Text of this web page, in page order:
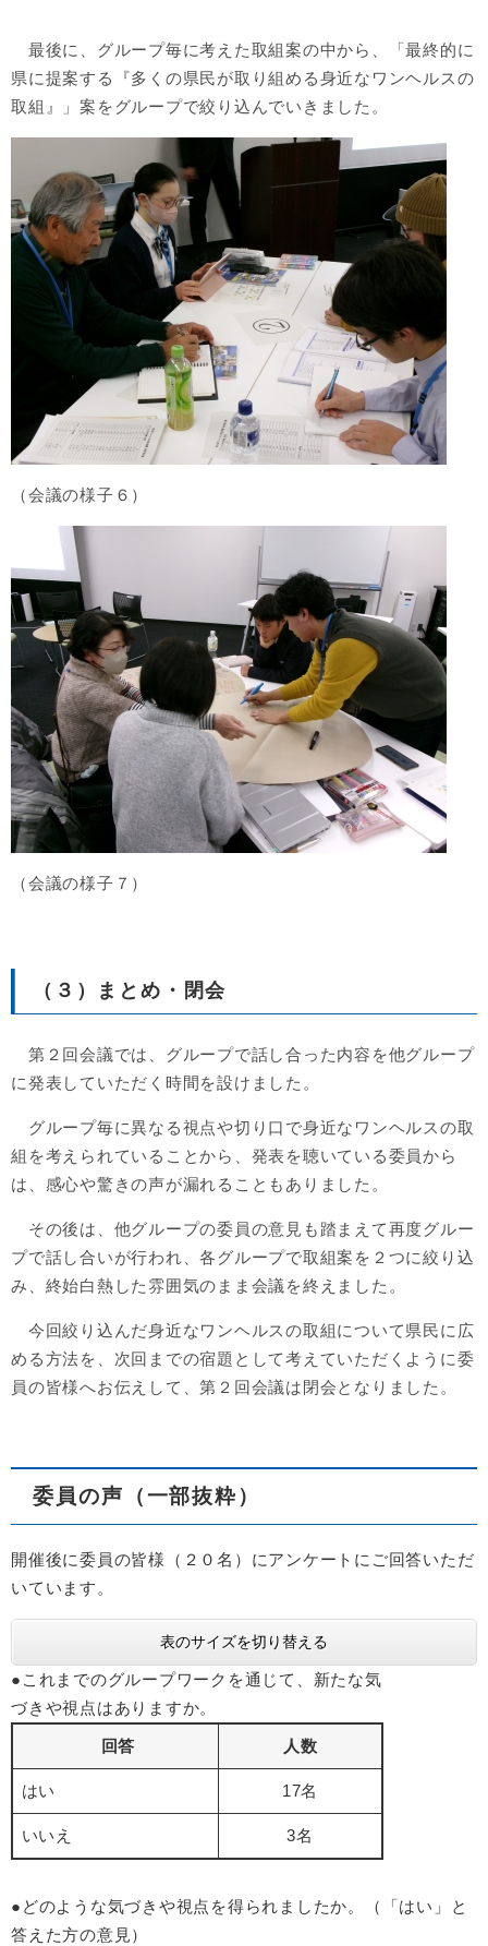
最後に、グループ毎に考えた取組案の中から、
「最終的に
県に提案する『多くの県民が取り組める身近なワンヘルスの
取組』」案をグループで絞り込んでいきました。
（会議の様子６）
（会議の様子７）
（３）まとめ・閉会
第２回会議では、グループで話し合った内容を他グループ
に発表していただく時間を設けました。
グループ毎に異なる視点や切り口で身近なワンヘルスの取
組を考えられていることから、発表を聴いている委員から
は、感心や驚きの声が漏れることもありました。
その後は、他グループの委員の意見も踏まえて再度グルー
プで話し合いが行われ、各グループで取組案を２つに絞り込
み、終始白熱した雰囲気のまま会議を終えました。
今回絞り込んだ身近なワンヘルスの取組について県民に広
める方法を、次回までの宿題として考えていただくように委
員の皆様へお伝えして、第２回会議は閉会となりました。
委員の声（一部抜粋）
開催後に委員の皆様（２０名）にアンケートにご回答いただ
いています。
表のサイズを切り替える
●これまでのグループワークを通じて、新たな気
づきや視点はありますか。
回答 人数
はい 17名
いいえ 3名
●どのような気づきや視点を得られましたか。（「はい」と
答えた方の意見）